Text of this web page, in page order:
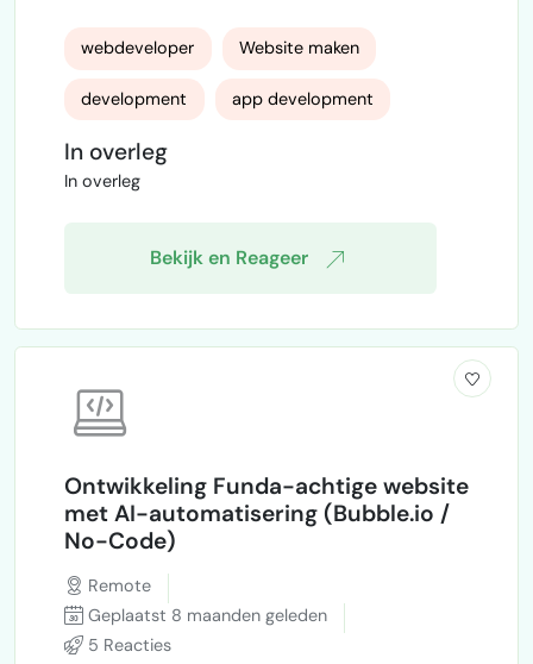
klanten: • Direct beschikbare auto’s kunnen
zien en opzoeken (vergelijkbaar met
Dasimport).• Auto’s kunnen filteren op merk,
model, bouwjaar en prijs.• Per auto een
berekening krijgen van de totale
importkosten naar Nederlands kenteken.•
Een overzicht zien van mijn dr…
webdeveloper Website maken
development app development
In overleg
In overleg
Bekijk en Reageer
Ontwikkeling Funda-achtige website
met AI-automatisering (Bubble.io /
No-Code)
Remote
Geplaatst 8 maanden geleden
5 Reacties